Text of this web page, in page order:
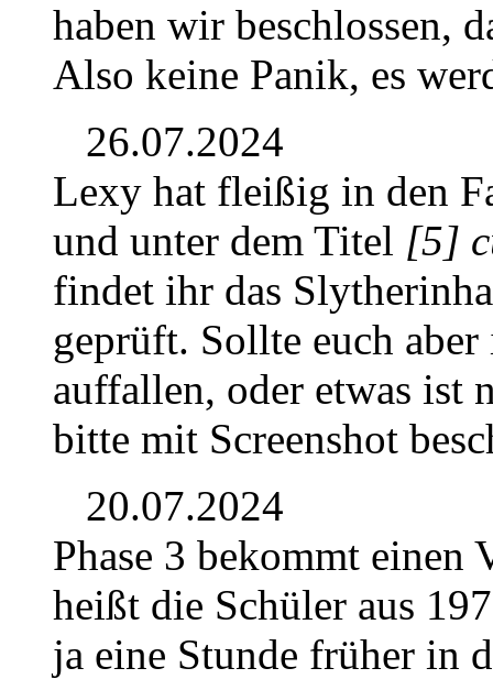
haben wir beschlossen,
Also keine Panik, es
26.07.2024
Lexy hat fleißig in den
und unter dem Titel [5]
findet ihr das
geprüft. Sollte euch
auffallen, oder etwas ist
bitte mit Screenshot
20.07.2024
Phase 3 bekommt einen
heißt die Schüler aus
ja eine Stunde früher in